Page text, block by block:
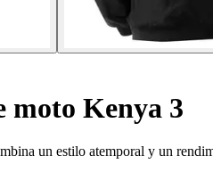
moto Kenya 3
un estilo atemporal y un